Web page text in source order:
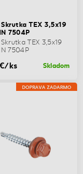
TEX 3,5x19
7504P
TEX 3,5x19
7504P
ks Skladom
DOPRAVA ZADARMO